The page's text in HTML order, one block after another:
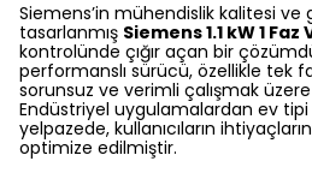
Siemens’in mühendislik kalitesi ve
tasarlanmış Siemens 1.1 kW 1
kontrolünde çığır açan bir
performanslı sürücü, özellikle tek
sorunsuz ve verimli çalışmak
Endüstriyel uygulamalardan ev
yelpazede, kullanıcıların
optimize edilmiştir.